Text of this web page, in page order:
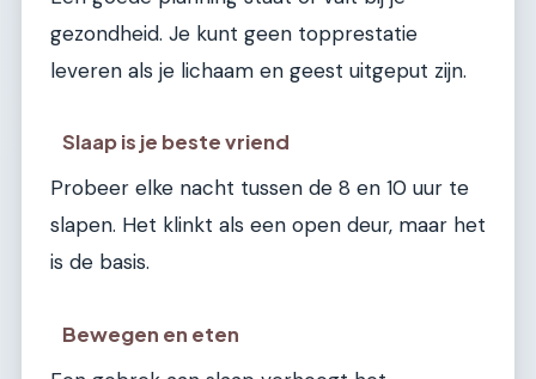
gezondheid. Je kunt geen topprestatie
leveren als je lichaam en geest uitgeput zijn.
Slaap is je beste vriend
Probeer elke nacht tussen de 8 en 10 uur te
slapen. Het klinkt als een open deur, maar het
is de basis.
Bewegen en eten